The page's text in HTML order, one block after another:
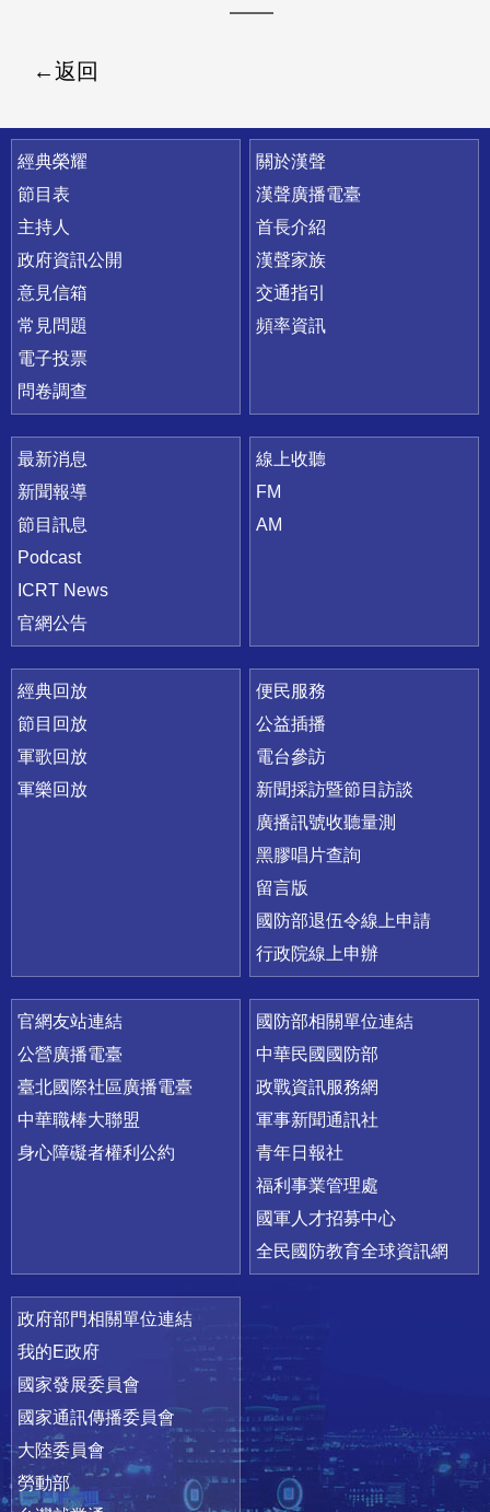
返回
快速連結
經典榮耀
節目表
主持人
政府資訊公開
意見信箱
常見問題
電子投票
問卷調查
關於漢聲
漢聲廣播電臺
首長介紹
漢聲家族
交通指引
頻率資訊
最新消息
新聞報導
節目訊息
Podcast
ICRT News
官網公告
線上收聽
FM
AM
經典回放
節目回放
軍歌回放
軍樂回放
便民服務
公益插播
電台參訪
新聞採訪暨節目訪談
廣播訊號收聽量測
黑膠唱片查詢
留言版
國防部退伍令線上申請
行政院線上申辦
官網友站連結
公營廣播電臺
臺北國際社區廣播電臺
中華職棒大聯盟
身心障礙者權利公約
國防部相關單位連結
中華民國國防部
政戰資訊服務網
軍事新聞通訊社
青年日報社
福利事業管理處
國軍人才招募中心
全民國防教育全球資訊網
政府部門相關單位連結
我的E政府
國家發展委員會
國家通訊傳播委員會
大陸委員會
勞動部